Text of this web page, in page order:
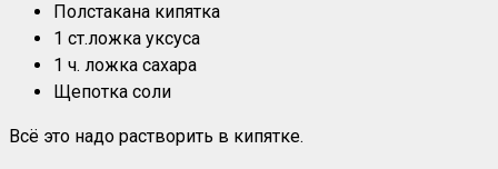
Полстакана кипятка
1 ст.ложка уксуса
1 ч. ложка сахара
Щепотка соли
Всё это надо растворить в кипятке.